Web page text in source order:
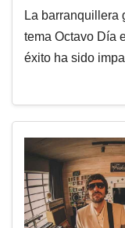
La barranquillera
tema Octavo Día
éxito ha sido